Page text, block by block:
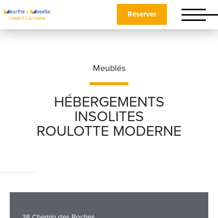
Réserver
Meublés
HÉBERGEMENTS
INSOLITES
ROULOTTE MODERNE